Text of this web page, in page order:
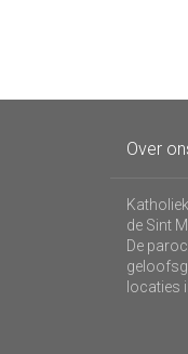
Over
de Sint
De
locaties